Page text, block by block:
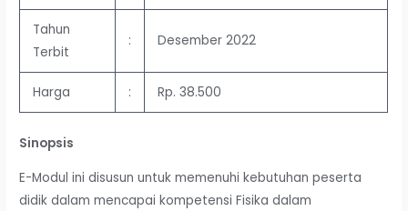
Tahun
Terbit
: Desember 2022
Harga : Rp. 38.500
Sinopsis
E-Modul ini disusun untuk memenuhi kebutuhan peserta
didik dalam mencapai kompetensi Fisika dalam